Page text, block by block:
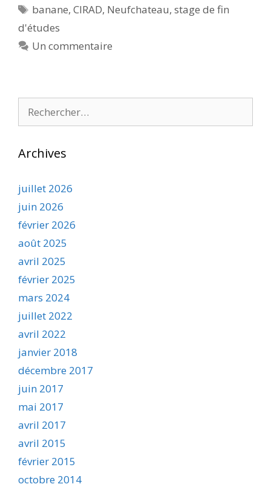
Étiquettes
banane,CIRAD, Neufchateau,stage de fin
d'études
Un commentaire
Archives
juillet 2026
juin 2026
février 2026
août 2025
avril 2025
février 2025
mars 2024
juillet 2022
avril 2022
janvier 2018
décembre 2017
juin 2017
mai 2017
avril 2017
avril 2015
février 2015
octobre 2014